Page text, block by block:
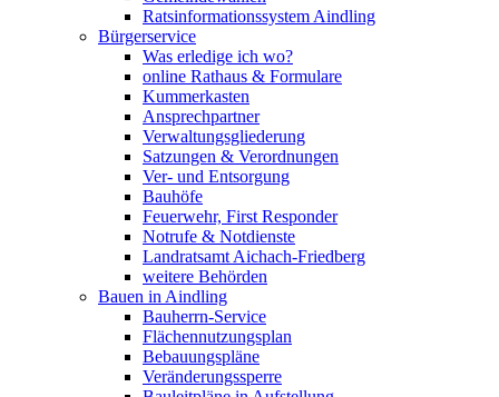
Ratsinformationssystem Aindling
Bürgerservice
Was erledige ich wo?
online Rathaus & Formulare
Kummerkasten
Ansprechpartner
Verwaltungsgliederung
Satzungen & Verordnungen
Ver- und Entsorgung
Bauhöfe
Feuerwehr, First Responder
Notrufe & Notdienste
Landratsamt Aichach-Friedberg
weitere Behörden
Bauen in Aindling
Bauherrn-Service
Flächennutzungsplan
Bebauungspläne
Veränderungssperre